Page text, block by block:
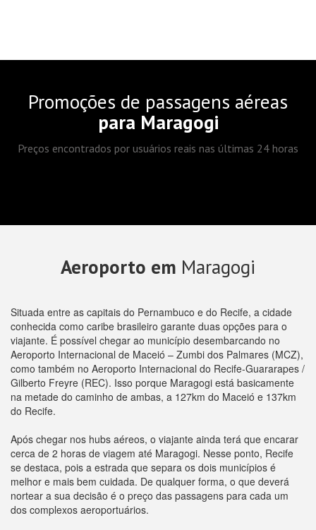
Promoções de passagens aéreas
para Maragogi
Preços encontrados por usuários reais nas últimas 24 horas
Aeroporto em Maragogi
Situada entre as capitais do Pernambuco e do Recife, a cidade
conhecida como caribe brasileiro garante duas opções para o
viajante. É possível chegar ao município desembarcando no
Aeroporto Internacional de Maceió – Zumbi dos Palmares (MCZ),
como também no Aeroporto Internacional do Recife-Guararapes /
Gilberto Freyre (REC). Isso porque Maragogi está basicamente
na metade do caminho de ambas, a 127km do Maceió e 137km
do Recife.
Após chegar nos hubs aéreos, o viajante ainda terá que encarar
cerca de 2 horas de viagem até Maragogi. Nesse ponto, Recife
se destaca, pois a estrada que separa os dois municípios é
melhor e mais bem cuidada. De qualquer forma, o que deverá
nortear a sua decisão é o preço das passagens para cada um
dos complexos aeroportuários.